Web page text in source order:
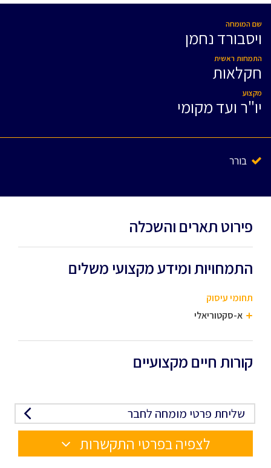
שם המומחה
ויסבורד נחמן
התמחות ראשית
חקלאות
מקצוע
יו"ר ועד מקומי
בורר
פירוט תארים והשכלה
התמחויות ומידע מקצועי משלים
תחומי עיסוק
א-סקטוריאלי
קורות חיים מקצועיים
שליחת פרטי מומחה לחבר
לצפיה בפרטי התקשרות